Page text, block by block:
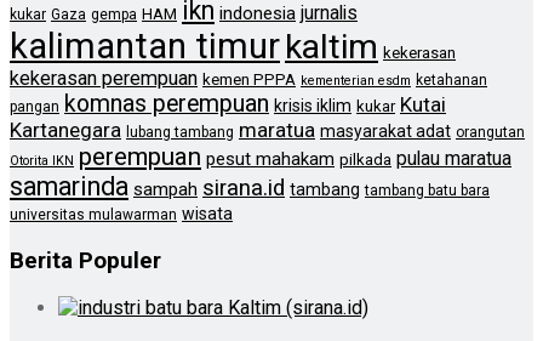
kukar Gaza gempa HAM ikn indonesia jurnalis
kalimantan timurkaltim kekerasan
kekerasan perempuan kemen PPPA kementerian esdm ketahanan
pangan komnas perempuan krisis iklim kukar Kutai
Kartanegara lubang tambang maratua masyarakat adat orangutan
Otorita IKN perempuan pesut mahakam pilkada pulau maratua
samarinda sampah sirana.id tambang tambang batu bara
universitas mulawarman wisata
Berita Populer